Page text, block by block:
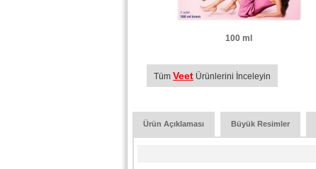
100 ml
Tüm Veet Ürünlerini İnceleyin
Ürün Açıklaması Büyük Resimler